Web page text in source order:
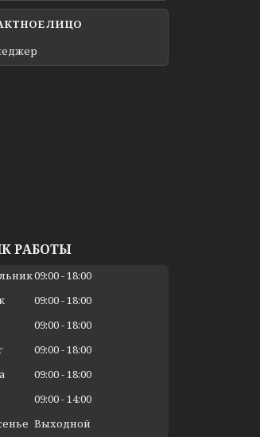
РАБОТЫ
09:00 18:00
09:00 18:00
09:00 18:00
09:00 18:00
09:00 18:00
09:00 14:00
Выходной